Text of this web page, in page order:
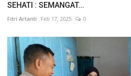
SEHATI : SEMANGAT...
Fitri Artanti Feb 17, 2025 0